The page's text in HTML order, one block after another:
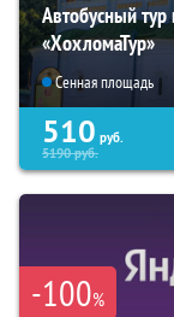
Автобусный
«ХохломаТур»
Сенная площадь
510 руб.
5190руб.
-100%